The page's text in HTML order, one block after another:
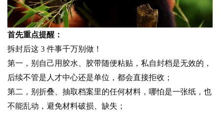
首先重点提醒：
拆封后这 3 件事千万别做！
第一，别自己用胶水、胶带随便粘贴，私自封档是无效的，
后续不管是人才中心还是单位，都会直接拒收；
第二，别折叠、抽取档案里的任何材料，哪怕是一张纸，也
不能乱动，避免材料破损、缺失；